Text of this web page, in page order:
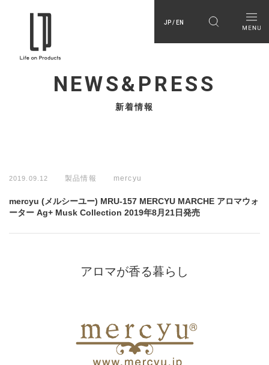
JP / EN
NEWS&PRESS
新着情報
2019.09.12 製品情報 mercyu
mercyu (メルシーユー) MRU-157 MERCYU MARCHE アロマウォ
ーター Ag+ Musk Collection 2019年8月21日発売
アロマが香る暮らし